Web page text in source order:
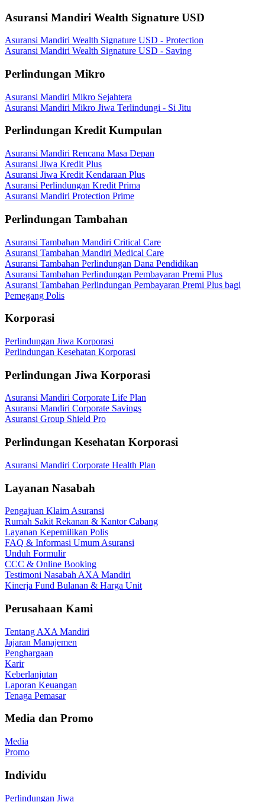
Asuransi Mandiri Wealth Signature USD
Asuransi Mandiri Wealth Signature USD - Protection
Asuransi Mandiri Wealth Signature USD - Saving
Perlindungan Mikro
Asuransi Mandiri Mikro Sejahtera
Asuransi Mandiri Mikro Jiwa Terlindungi - Si Jitu
Perlindungan Kredit Kumpulan
Asuransi Mandiri Rencana Masa Depan
Asuransi Jiwa Kredit Plus
Asuransi Jiwa Kredit Kendaraan Plus
Asuransi Perlindungan Kredit Prima
Asuransi Mandiri Protection Prime
Perlindungan Tambahan
Asuransi Tambahan Mandiri Critical Care
Asuransi Tambahan Mandiri Medical Care
Asuransi Tambahan Perlindungan Dana Pendidikan
Asuransi Tambahan Perlindungan Pembayaran Premi Plus
Asuransi Tambahan Perlindungan Pembayaran Premi Plus bagi
Pemegang Polis
Korporasi
Perlindungan Jiwa Korporasi
Perlindungan Kesehatan Korporasi
Perlindungan Jiwa Korporasi
Asuransi Mandiri Corporate Life Plan
Asuransi Mandiri Corporate Savings
Asuransi Group Shield Pro
Perlindungan Kesehatan Korporasi
Asuransi Mandiri Corporate Health Plan
Layanan Nasabah
Pengajuan Klaim Asuransi
Rumah Sakit Rekanan & Kantor Cabang
Layanan Kepemilikan Polis
FAQ & Informasi Umum Asuransi
Unduh Formulir
CCC & Online Booking
Testimoni Nasabah AXA Mandiri
Kinerja Fund Bulanan & Harga Unit
Perusahaan Kami
Tentang AXA Mandiri
Jajaran Manajemen
Penghargaan
Karir
Keberlanjutan
Laporan Keuangan
Tenaga Pemasar
Media dan Promo
Media
Promo
Individu
Perlindungan Jiwa